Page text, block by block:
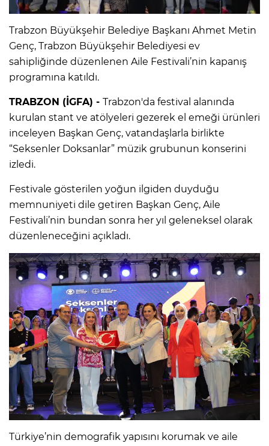
Trabzon Büyükşehir Belediye Başkanı Ahmet Metin
Genç, Trabzon Büyükşehir Belediyesi ev
sahipliğinde düzenlenen Aile Festivali’nin kapanış
programına katıldı.
TRABZON (İGFA) - Trabzon'da festival alanında
kurulan stant ve atölyeleri gezerek el emeği ürünleri
inceleyen Başkan Genç, vatandaşlarla birlikte
“Seksenler Doksanlar” müzik grubunun konserini
izledi.
Festivale gösterilen yoğun ilgiden duyduğu
memnuniyeti dile getiren Başkan Genç, Aile
Festivali’nin bundan sonra her yıl geleneksel olarak
düzenleneceğini açıkladı.
Türkiye’nin demografik yapısını korumak ve aile